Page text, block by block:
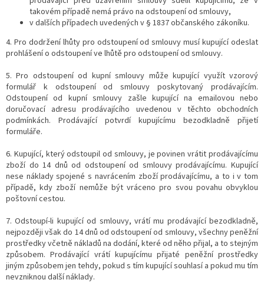
takovém případě nemá právo na odstoupení od smlouvy,
v dalších případech uvedených v § 1837 občanského zákoníku.
4. Pro dodržení lhůty pro odstoupení od smlouvy musí kupující odeslat
prohlášení o odstoupení ve lhůtě pro odstoupení od smlouvy.
5. Pro odstoupení od kupní smlouvy může kupující využít vzorový
formulář k odstoupení od smlouvy poskytovaný prodávajícím.
Odstoupení od kupní smlouvy zašle kupující na emailovou nebo
doručovací adresu prodávajícího uvedenou v těchto obchodních
podmínkách. Prodávající potvrdí kupujícímu bezodkladně přijetí
formuláře.
6. Kupující, který odstoupil od smlouvy, je povinen vrátit prodávajícímu
zboží do 14 dnů od odstoupení od smlouvy prodávajícímu. Kupující
nese náklady spojené s navrácením zboží prodávajícímu, a to i v tom
případě, kdy zboží nemůže být vráceno pro svou povahu obvyklou
poštovní cestou.
7. Odstoupí-li kupující od smlouvy, vrátí mu prodávající bezodkladně,
nejpozději však do 14 dnů od odstoupení od smlouvy, všechny peněžní
prostředky včetně nákladů na dodání, které od něho přijal, a to stejným
způsobem. Prodávající vrátí kupujícímu přijaté peněžní prostředky
jiným způsobem jen tehdy, pokud s tím kupující souhlasí a pokud mu tím
nevzniknou další náklady.